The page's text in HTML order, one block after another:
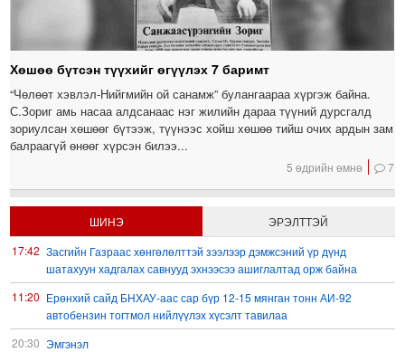
Хөшөө бүтсэн түүхийг өгүүлэх 7 баримт
“Чөлөөт хэвлэл-Нийгмийн ой санамж” булангаараа хүргэж байна.
С.Зориг амь насаа алдсанаас нэг жилийн дараа түүний дурсгалд
зориулсан хөшөөг бүтээж, түүнээс хойш хөшөө тийш очих ардын зам
балраагүй өнөөг хүрсэн билээ...
5 өдрийн өмнө 7
ШИНЭ
ЭРЭЛТТЭЙ
17:42 Засгийн Газраас хөнгөлөлттэй зээлээр дэмжсэний үр дүнд
шатахуун хадгалах савнууд эхнээсээ ашиглалтад орж байна
11:20 Ерөнхий сайд БНХАУ-аас сар бүр 12-15 мянган тонн АИ-92
автобензин тогтмол нийлүүлэх хүсэлт тавилаа
20:30 Эмгэнэл